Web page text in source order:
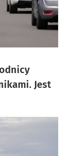
Jest